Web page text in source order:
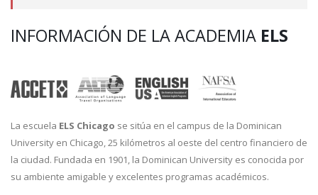
INFORMACIÓN DE LA ACADEMIA ELS
La escuela ELS Chicago se sitúa en el campus de la Dominican
University en Chicago, 25 kilómetros al oeste del centro financiero de
la ciudad. Fundada en 1901, la Dominican University es conocida por
su ambiente amigable y excelentes programas académicos.